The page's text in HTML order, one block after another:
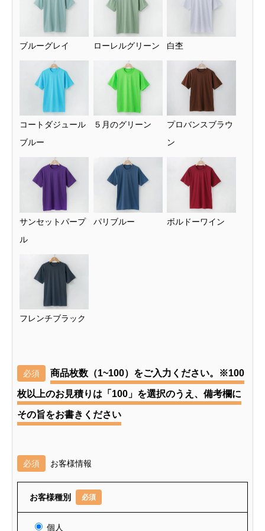
ブルーグレイ ローレルグリーン 白杢
コートダジュール
ブルー
５月のグリーン
プロバンスブラウ
ン
サンセットパープ
ル
パリブルー ボルドーワイン
フレンチブラック
必須 商品枚数（1~100）をご入力ください。※100
枚以上のお見積りは「100」を選択のうえ、備考欄に
その旨をお書きください
必須 お客様情報
お客様種別 必須
個人